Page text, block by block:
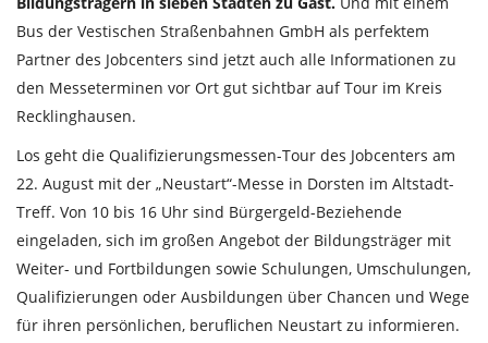
Bus der Vestischen Straßenbahnen GmbH als perfektem
Partner des Jobcenters sind jetzt auch alle Informationen zu
den Messeterminen vor Ort gut sichtbar auf Tour im Kreis
Recklinghausen.
Los geht die Qualifizierungsmessen-Tour des Jobcenters am
22. August mit der „Neustart“-Messe in Dorsten im Altstadt-
Treff. Von 10 bis 16 Uhr sind Bürgergeld-Beziehende
eingeladen, sich im großen Angebot der Bildungsträger mit
Weiter- und Fortbildungen sowie Schulungen, Umschulungen,
Qualifizierungen oder Ausbildungen über Chancen und Wege
für ihren persönlichen, beruflichen Neustart zu informieren.